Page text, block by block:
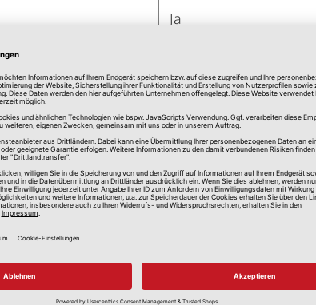
Ja
in Euro, inkl. gesetzlicher Mehrwertsteuer, zzgl.